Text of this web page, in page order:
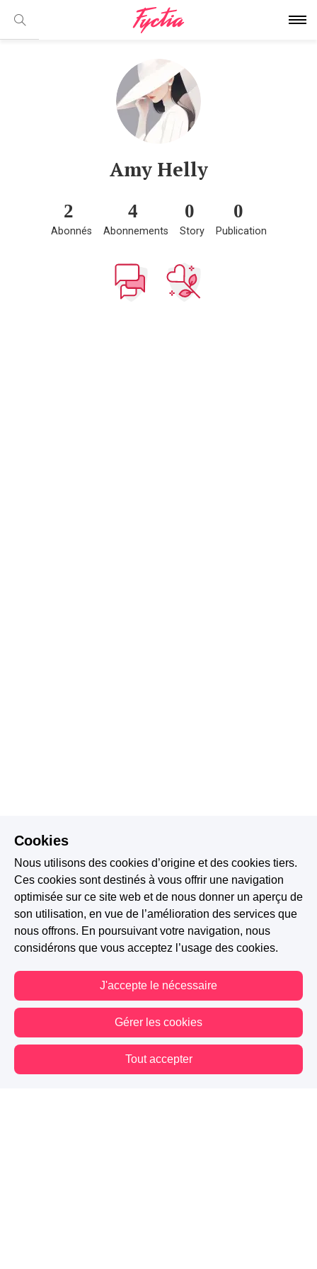
Amy Helly
2
Abonnés
4
Abonnements
0
Story
0
Publication
Cookies
Nous utilisons des cookies d’origine et des cookies tiers.
Ces cookies sont destinés à vous offrir une navigation
optimisée sur ce site web et de nous donner un aperçu de
son utilisation, en vue de l’amélioration des services que
nous offrons. En poursuivant votre navigation, nous
considérons que vous acceptez l’usage des cookies.
J'accepte le nécessaire
Gérer les cookies
Tout accepter